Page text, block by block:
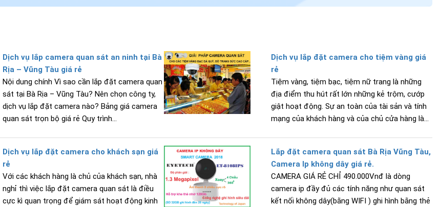
Dịch vụ lắp camera quan sát an ninh tại Bà
Rịa – Vũng Tàu giá rẻ
Nội dung chính Vì sao cần lắp đặt camera quan
sát tại Bà Rịa – Vũng Tàu? Nên chọn công ty,
dịch vụ lắp đặt camera nào? Bảng giá camera
quan sát trọn bộ giá rẻ Quy trình...
Dịch vụ lắp đặt camera cho tiệm vàng giá
rẻ
Tiệm vàng, tiệm bạc, tiệm nữ trang là những
địa điểm thu hút rất lớn những kẻ trộm, cướp
giật hoạt động. Sự an toàn của tài sản và tính
mạng của khách hàng và của chủ cửa hàng là...
Dịch vụ lắp đặt camera cho khách sạn giá
rẻ
Với các khách hàng là chủ của khách sạn, nhà
nghỉ thì việc lắp đặt camera quan sát là điều
cực kì quan trọng để giám sát hoạt động kinh
Lắp đặt camera quan sát Bà Rịa Vũng Tàu,
Camera Ip không dây giá rẻ.
CAMERA GIÁ RẺ CHỈ 490.000Vnđ là dòng
camera ip đầy đủ các tính năng như quan sát
kết nối không dây(bằng WIFI ) ghi hình bằng thẻ